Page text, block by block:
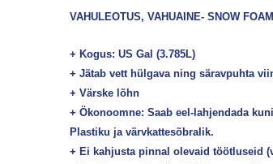
VAHULEOTUS, VAHUAINE- SNOW
+ Kogus: US Gal (3.785L)
+ Jätab vett hülgava ning säravpuhta
+ Värske lõhn
+ Ökonoomne: Saab eel-lahjendada
Plastiku ja värvkattesõbralik.
+ Ei kahjusta pinnal olevaid töötluseid